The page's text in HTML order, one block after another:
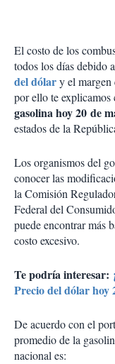
El costo de los
todos los días debido
del dólary el margen
por ello te explicamos
gasolina hoy 20 de
estados de la
Los organismos del
conocer las
la Comisión
Federal del
puede encontrar más
costo excesivo.
Te podría interesar:
Precio del dólar hoy
De acuerdo con el
promedio de la
nacional es: